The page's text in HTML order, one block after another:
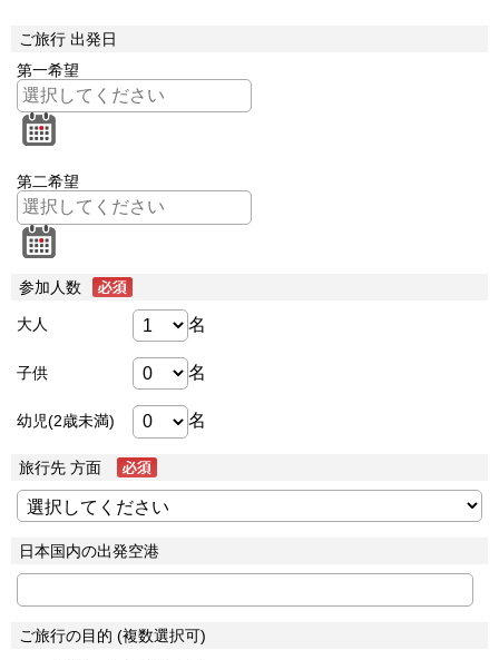
ご旅行 出発日
第一希望
第二希望
参加人数
大人 名
子供 名
幼児(2歳未満) 名
旅行先 方面
日本国内の出発空港
ご旅行の目的 (複数選択可)